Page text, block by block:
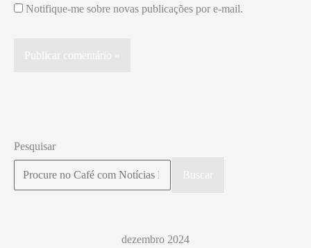
Notifique-me sobre novas publicações por e-mail.
Pesquisar
Buscar
dezembro 2024